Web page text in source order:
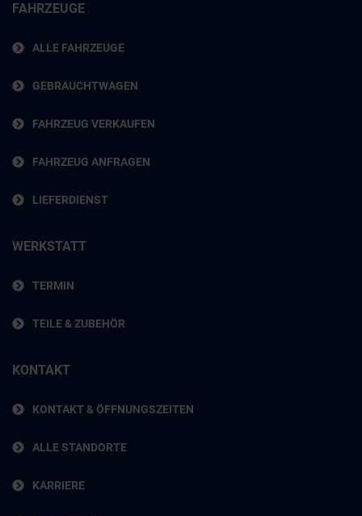
FAHRZEUGE
ALLE FAHRZEUGE
GEBRAUCHTWAGEN
FAHRZEUG VERKAUFEN
FAHRZEUG ANFRAGEN
LIEFERDIENST
WERKSTATT
TERMIN
TEILE & ZUBEHÖR
KONTAKT
KONTAKT & ÖFFNUNGSZEITEN
ALLE STANDORTE
KARRIERE